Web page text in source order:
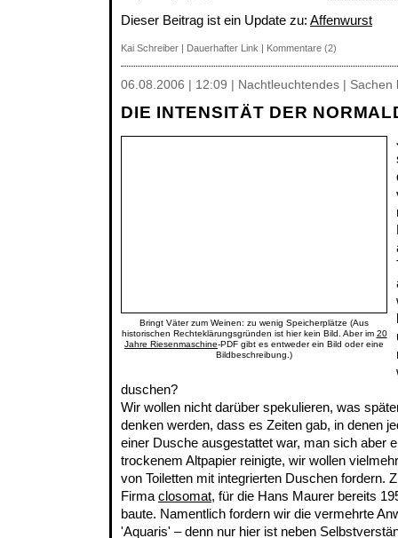
Dieser Beitrag ist ein Update zu: Affenwurst
Kai Schreiber | Dauerhafter Link | Kommentare (2)
06.08.2006 | 12:09 | Nachtleuchtendes | Sachen
DIE INTENSITÄT DER
Bringt Väter zum Weinen: zu wenig Speicherplätze (Aus
historischen Rechteklärungsgründen ist hier kein Bild. Aber im 20
Jahre Riesenmaschine-PDF gibt es entweder ein Bild oder eine
Bildbeschreibung.)
duschen?
Wir wollen nicht darüber spekulieren, was
denken werden, dass es Zeiten gab, in denen
einer Dusche ausgestattet war, man sich aber
trockenem Altpapier reinigte, wir wollen
von Toiletten mit integrierten Duschen fordern.
Firma closomat, für die Hans Maurer bereits
baute. Namentlich fordern wir die vermehrte
'Aquaris' – denn nur hier ist neben